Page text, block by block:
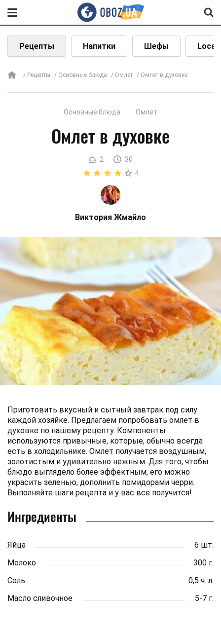
Рецепты Напитки Шефы Local
Рецепты Основные блюда Омлет Омлет в духовке
Основные блюда Омлет
Омлет в духовке
2
30
4
Виктория Жмайло
Приготовить вкусный и сытный завтрак под силу
каждой хозяйке. Предлагаем попробовать омлет в
духовке по нашему рецепту. Компоненты
используются привычные, которые, обычно всегда
есть в холодильнике. Омлет получается воздушным,
золотистым и удивительно нежным. Для того, чтобы
блюдо выглядело более эффектным, его можно
украсить зеленью, дополнить помидорами черри.
Выполняйте шаги рецепта и у вас все получится!
Ингредиенты
Яйца
6 шт.
Молоко
300 г.
Соль
0,5 ч. л.
Масло сливочное
5-7 г.